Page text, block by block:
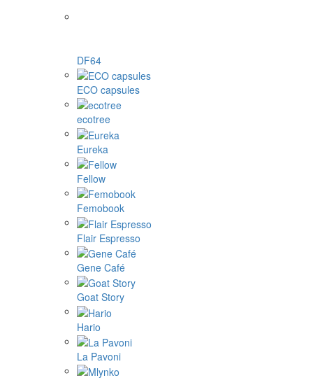
DF64
ECO capsules
ecotree
Eureka
Fellow
Femobook
Flair Espresso
Gene Café
Goat Story
Hario
La Pavoni